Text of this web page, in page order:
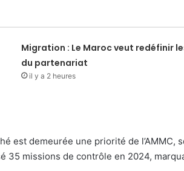
Migration : Le Maroc veut redéfinir
du partenariat
il y a 2 heures
est demeurée une priorité de
35 missions de contrôle en 2024,